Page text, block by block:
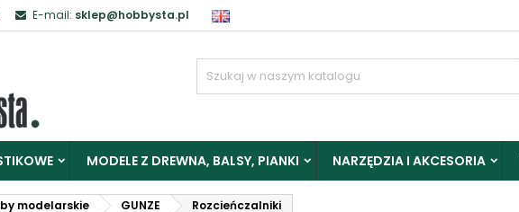
E-mail: sklep@hobbysta.pl
MODELE Z DREWNA, BALSY, PIANKI NARZĘDZIA I AKCESORIA
modelarskie GUNZE Rozcieńczalniki
Zaloguj
Aby zapisać produkty do Schowka, musisz się zalogować.
Anuluj